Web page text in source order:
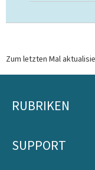
Zum letzten Mal
Footer
RUBRIKEN
SUPPORT